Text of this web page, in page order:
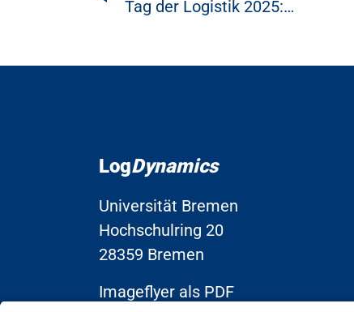
Tag der Logistik 2025:…
LogDynamics
Universität Bremen
Hochschulring 20
28359 Bremen
Imageflyer als PDF